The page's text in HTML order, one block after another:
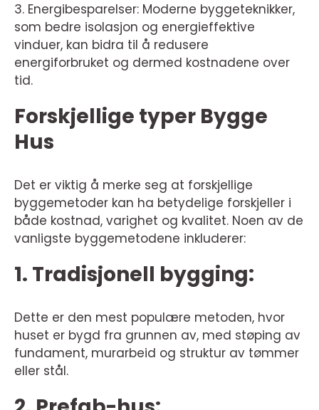
3. Energibesparelser: Moderne byggeteknikker,
som bedre isolasjon og energieffektive
vinduer, kan bidra til å redusere
energiforbruket og dermed kostnadene over
tid.
Forskjellige typer Bygge
Hus
Det er viktig å merke seg at forskjellige
byggemetoder kan ha betydelige forskjeller i
både kostnad, varighet og kvalitet. Noen av de
vanligste byggemetodene inkluderer:
1. Tradisjonell bygging:
Dette er den mest populære metoden, hvor
huset er bygd fra grunnen av, med støping av
fundament, murarbeid og struktur av tømmer
eller stål.